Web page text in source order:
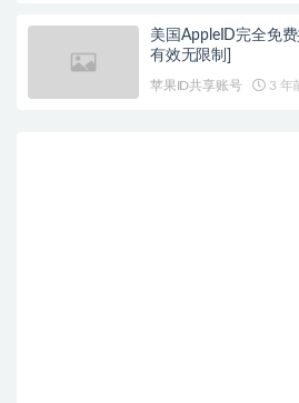
美国AppleID完全免
有效无限制]
苹果ID共享账号 3 年